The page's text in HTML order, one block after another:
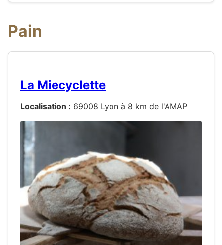
Pain
La Miecyclette
Localisation : 69008 Lyon à 8 km de l'AMAP